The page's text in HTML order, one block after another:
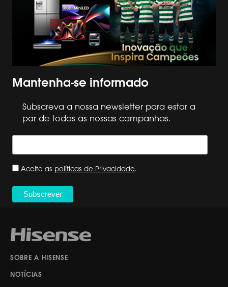
Mantenha-se informado
Subscreva a nossa newsletter para estar a
par de todas as nossas campanhas.
Aceito as políticas de Privacidade.
SOBRE A HISENSE
NOTÍCIAS